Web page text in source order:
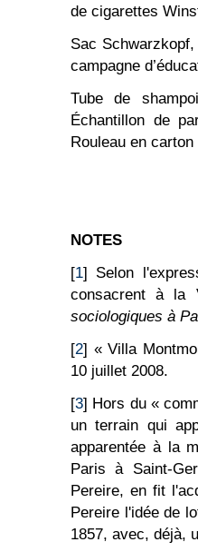
de cigarettes
Sac
campagne
Tube de
Échantillon de
Rouleau en
NOTES
[1] Selon
consacrent à la
sociologiques à
[2] « Villa
10 juillet 2008.
[3] Hors du «
un terrain qui
apparentée à la
Paris à Saint-
Pereire, en fit
Pereire l'idée de
1857, avec, déjà,